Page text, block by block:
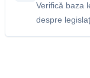
Verifică baza
despre